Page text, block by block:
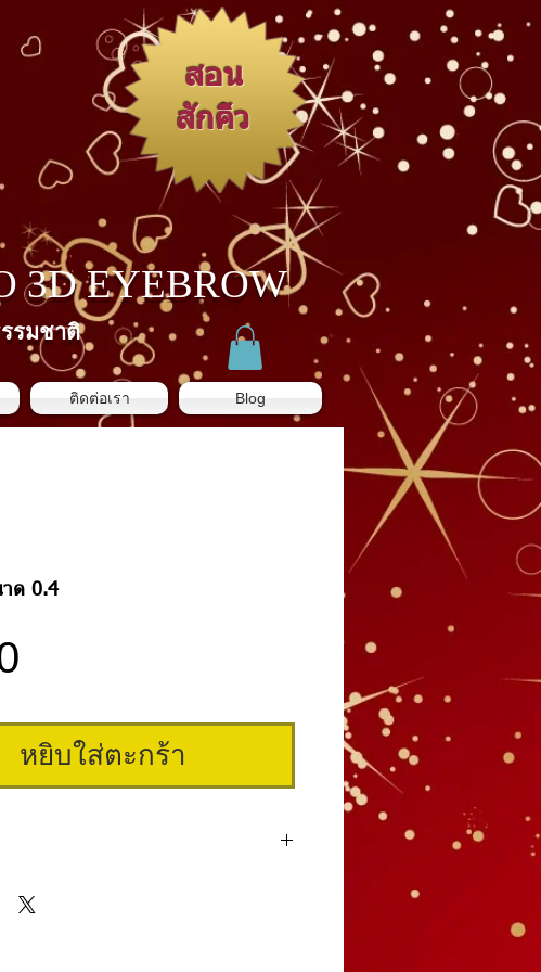
3D EYEBROW
รมชาติ
สอน
สักคิ้ว
ติดต่อเรา Blog
าด 0.4
หยิบใส่ตะกร้า
า ขอบปาก